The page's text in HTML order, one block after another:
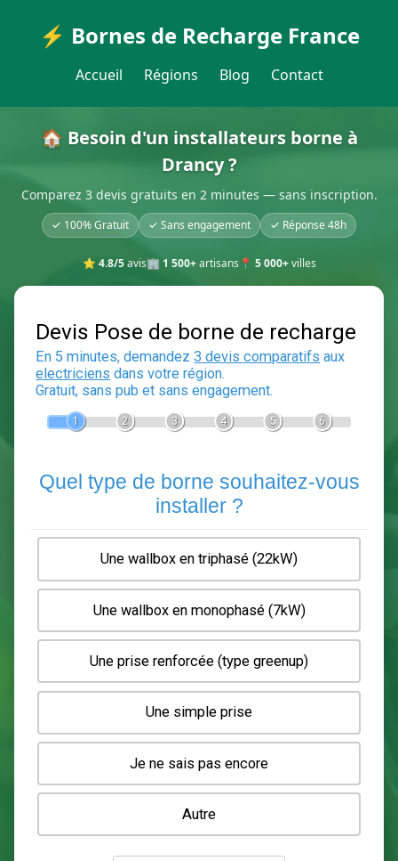
⚡ Bornes de Recharge France
Accueil Régions Blog Contact
🏠 Besoin d'un installateurs borne à
Drancy ?
Comparez 3 devis gratuits en 2 minutes — sans inscription.
✓ 100% Gratuit ✓ Sans engagement ✓ Réponse 48h
⭐ 4.8/5avis🏢 1 500+artisans 📍 5 000+villes
Devis Pose de borne de
En 5 minutes, demandez3 devis comparatifs
Gratuit, sans pub et sans engagement.
2 3 6
Quel type de borne souhaitez-
installer ?
Une wallbox en triphasé (22kW)
Une wallbox en monophasé (7kW)
Une prise renforcée (type greenup)